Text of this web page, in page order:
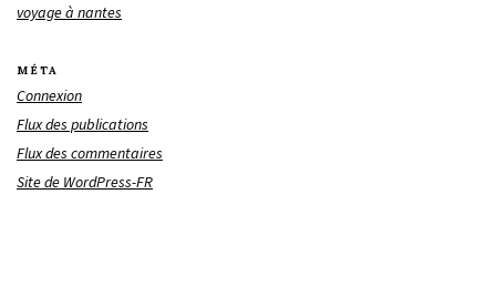
voyage à nantes
MÉTA
Connexion
Flux des publications
Flux des commentaires
Site de WordPress-FR